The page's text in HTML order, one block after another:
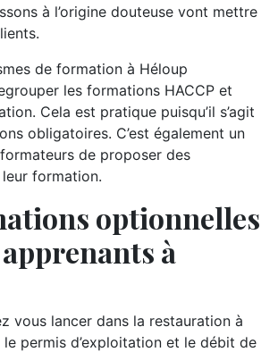
à l’origine douteuse vont mettre
de formation à Héloup
les formations HACCP et
Cela est pratique puisqu’il s’agit
obligatoires. C’est également un
de proposer des
formation.
optionnelles
à
vous lancer dans la restauration à
permis d’exploitation et le débit de